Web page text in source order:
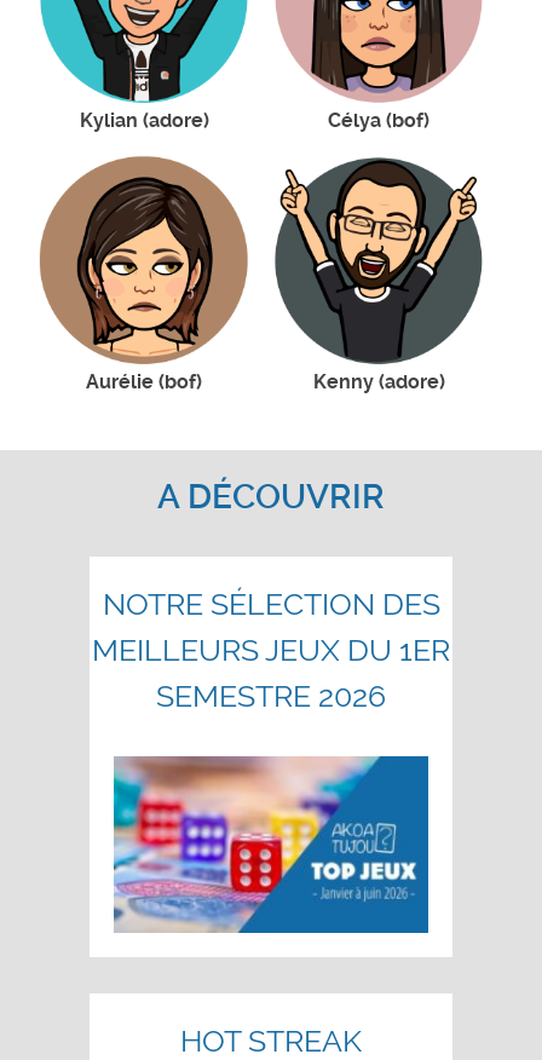
Kylian (adore) Célya (bof)
Aurélie (bof) Kenny (adore)
A DÉCOUVRIR
NOTRE SÉLECTION DES
MEILLEURS JEUX DU 1ER
SEMESTRE 2026
HOT STREAK